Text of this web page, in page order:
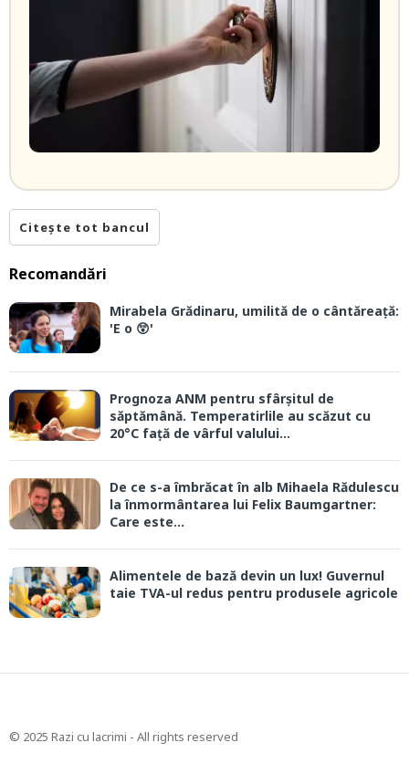
Citește tot bancul
Recomandări
Mirabela Grădinaru, umilită de o cântăreață:
'E o 😲'
Prognoza ANM pentru sfârșitul de
săptămână. Temperatirlile au scăzut cu
20°C față de vârful valului...
De ce s-a îmbrăcat în alb Mihaela Rădulescu
la înmormântarea lui Felix Baumgartner:
Care este...
Alimentele de bază devin un lux! Guvernul
taie TVA-ul redus pentru produsele agricole
© 2025 Razi cu lacrimi - All rights reserved